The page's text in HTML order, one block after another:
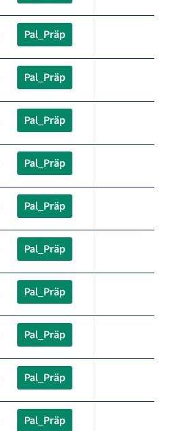
Pal_Präp
Pal_Präp
Pal_Präp
Pal_Präp
Pal_Präp
Pal_Präp
Pal_Präp
Pal_Präp
Pal_Präp
Pal_Präp